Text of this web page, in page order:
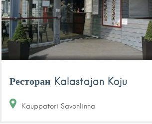
Ресторан Kalastajan Koju
Kauppatori Savonlinna